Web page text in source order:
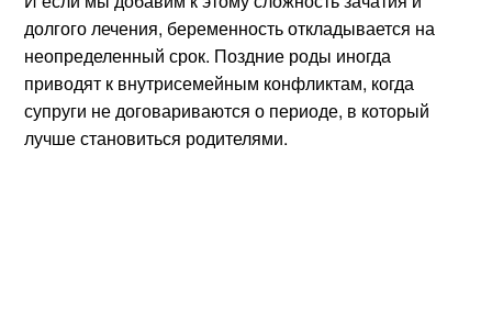
долгого лечения, беременность откладывается на
неопределенный срок. Поздние роды иногда
приводят к внутрисемейным конфликтам, когда
супруги не договариваются о периоде, в который
лучше становиться родителями.